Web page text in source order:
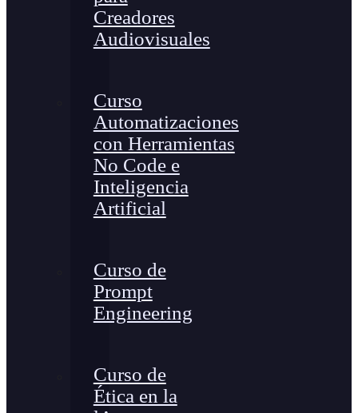
Creadores
Audiovisuales
Curso
Automatizaciones
con Herramientas
No Code e
Inteligencia
Artificial
Curso de
Prompt
Engineering
Curso de
Ética en la